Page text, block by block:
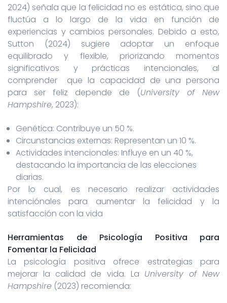
2024) señala que la felicidad no es estática, sino que
fluctúa a lo largo de la vida en función de
experiencias y cambios personales. Debido a esto,
Sutton (2024) sugiere adoptar un enfoque
equilibrado y flexible, priorizando momentos
significativos y prácticas intencionales, al
comprender que la capacidad de una persona
para ser feliz depende de (University of New
Hampshire, 2023):
Genética: Contribuye un 50 %.
Circunstancias externas: Representan un 10 %.
Actividades intencionales: Influye en un 40 %,
destacando la importancia de las elecciones
diarias.
Por lo cual, es necesario realizar actividades
intenciónales para aumentar la felicidad y la
satisfacción con la vida
Herramientas de Psicología Positiva para
Fomentar la Felicidad
La psicología positiva ofrece estrategias para
mejorar la calidad de vida. La University of New
Hampshire (2023) recomienda: